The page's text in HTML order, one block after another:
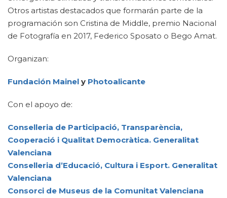
Otros artistas destacados que formarán parte de la
programación son Cristina de Middle, premio Nacional
de Fotografía en 2017, Federico Sposato o Bego Amat.
Organizan:
Fundación Mainel y Photoalicante
Con el apoyo de:
Conselleria de Participació, Transparència,
Cooperació i Qualitat Democràtica. Generalitat
Valenciana
Conselleria d’Educació, Cultura i Esport. Generalitat
Valenciana
Consorci de Museus de la Comunitat Valenciana